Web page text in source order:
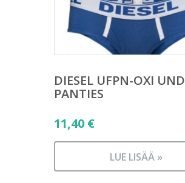
DIESEL UFPN-OXI UND
PANTIES
11,40 €
LUE LISÄÄ »